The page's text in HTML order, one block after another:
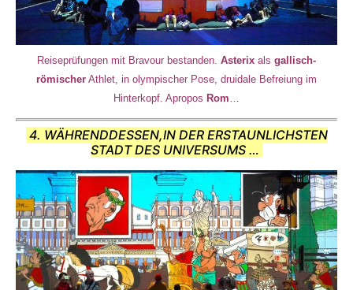
Reiseprüfungen mit Bravour bestanden. Asterix als gallisch-
römischer Athlet, in olympischer Pose, druidale Befreiung im
Hinterkopf. Apropos Rom…
4. WÄHRENDDESSEN,IN DER ERSTAUNLICHSTEN
STADT DES UNIVERSUMS …